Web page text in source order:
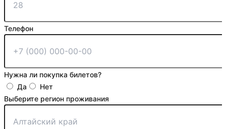
Телефон
Нужна ли покупка билетов?
Да
Нет
Выберите регион проживания